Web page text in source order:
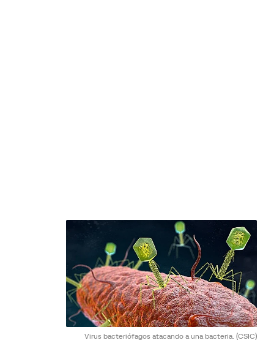
Virus bacteriófagos atacando a una bacteria. (CSIC)